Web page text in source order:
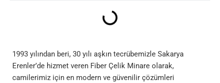
1993 yılından beri, 30 yılı aşkın tecrübemizle Sakarya
Erenler’de hizmet veren Fiber Çelik Minare olarak,
camilerimiz için en modern ve güvenilir çözümleri